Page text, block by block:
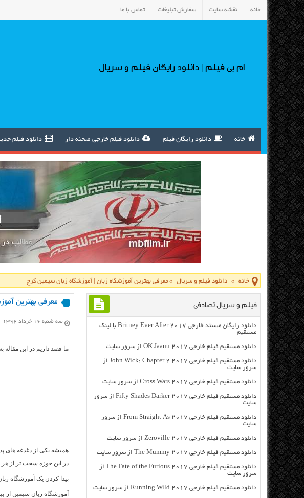
خانه نقشه سایت سفارش تبلیغات تماس با ما
ام بی فیلم | دانلود رایگان فیلم و سریال
خانه دانلود رایگان فیلم دانلود فیلم خارجی صحنه دار دانلود فیلم
خانه » دانلود فیلم و سریال »معرفی بهترین آموزشگاه زبان | آموزشگاه زبان سیمین کرج
معرفی بهترین
سه شنبه ۱۶ خرداد ۱۳۹۶
ما قصد داریم در این مقاله
همیشه یکی از دغدغه های
در این حوزه سخت تر از هر
پیدا کردن یک آموزشگاه
آموزشگاه زبان سیمین از بیش از ۵۰ سال
فیلم و سریال تصادفی
دانلود رایگان مسنتد خارجی Britney Ever After 2017 با لینک
مستقیم
دانلود مستقیم فیلم خارجی OK Jaanu 2017 از سرور سایت
دانلود مستقیم فیلم خارجی John Wick: Chapter 2 2017 از
سرور سایت
دانلود مستقیم فیلم خارجی Cross Wars 2017 از سرور سایت
دانلود مستقیم فیلم خارجی Fifty Shades Darker 2017 از سرور
سایت
دانلود مستقیم فیلم خارجی From Straight As 2017 از سرور
سایت
دانلود مستقیم فیلم خارجی Zeroville 2017 از سرور سایت
دانلود مستقیم فیلم خارجی The Mummy 2017 از سرور سایت
دانلود مستقیم فیلم خارجی The Fate of the Furious 2017 از
سرور سایت
دانلود مستقیم فیلم خارجی Running Wild 2017 از سرور سایت